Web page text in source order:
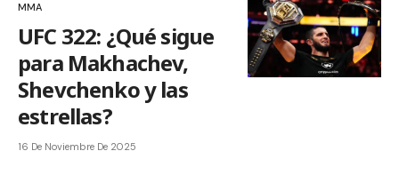
MMA
UFC 322: ¿Qué sigue
para Makhachev,
Shevchenko y las
estrellas?
16 De Noviembre De 2025